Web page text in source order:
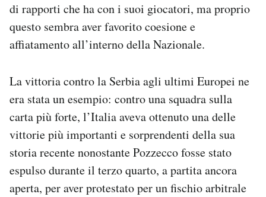
di rapporti che ha con i suoi giocatori, ma proprio
questo sembra aver favorito coesione e
affiatamento all’interno della Nazionale.
La vittoria contro la Serbia agli ultimi Europei ne
era stata un esempio: contro una squadra sulla
carta più forte, l’Italia aveva ottenuto una delle
vittorie più importanti e sorprendenti della sua
storia recente nonostante Pozzecco fosse stato
espulso durante il terzo quarto, a partita ancora
aperta, per aver protestato per un fischio arbitrale